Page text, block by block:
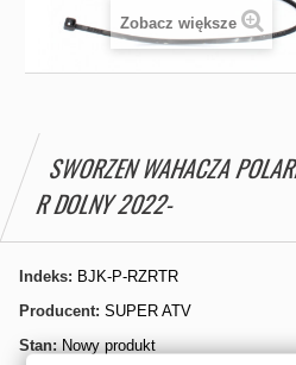
Zobacz większe
SWORZEN WAHACZA
R DOLNY 2022-
Indeks: BJK-P-RZRTR
Producent: SUPER ATV
Stan: Nowy produkt